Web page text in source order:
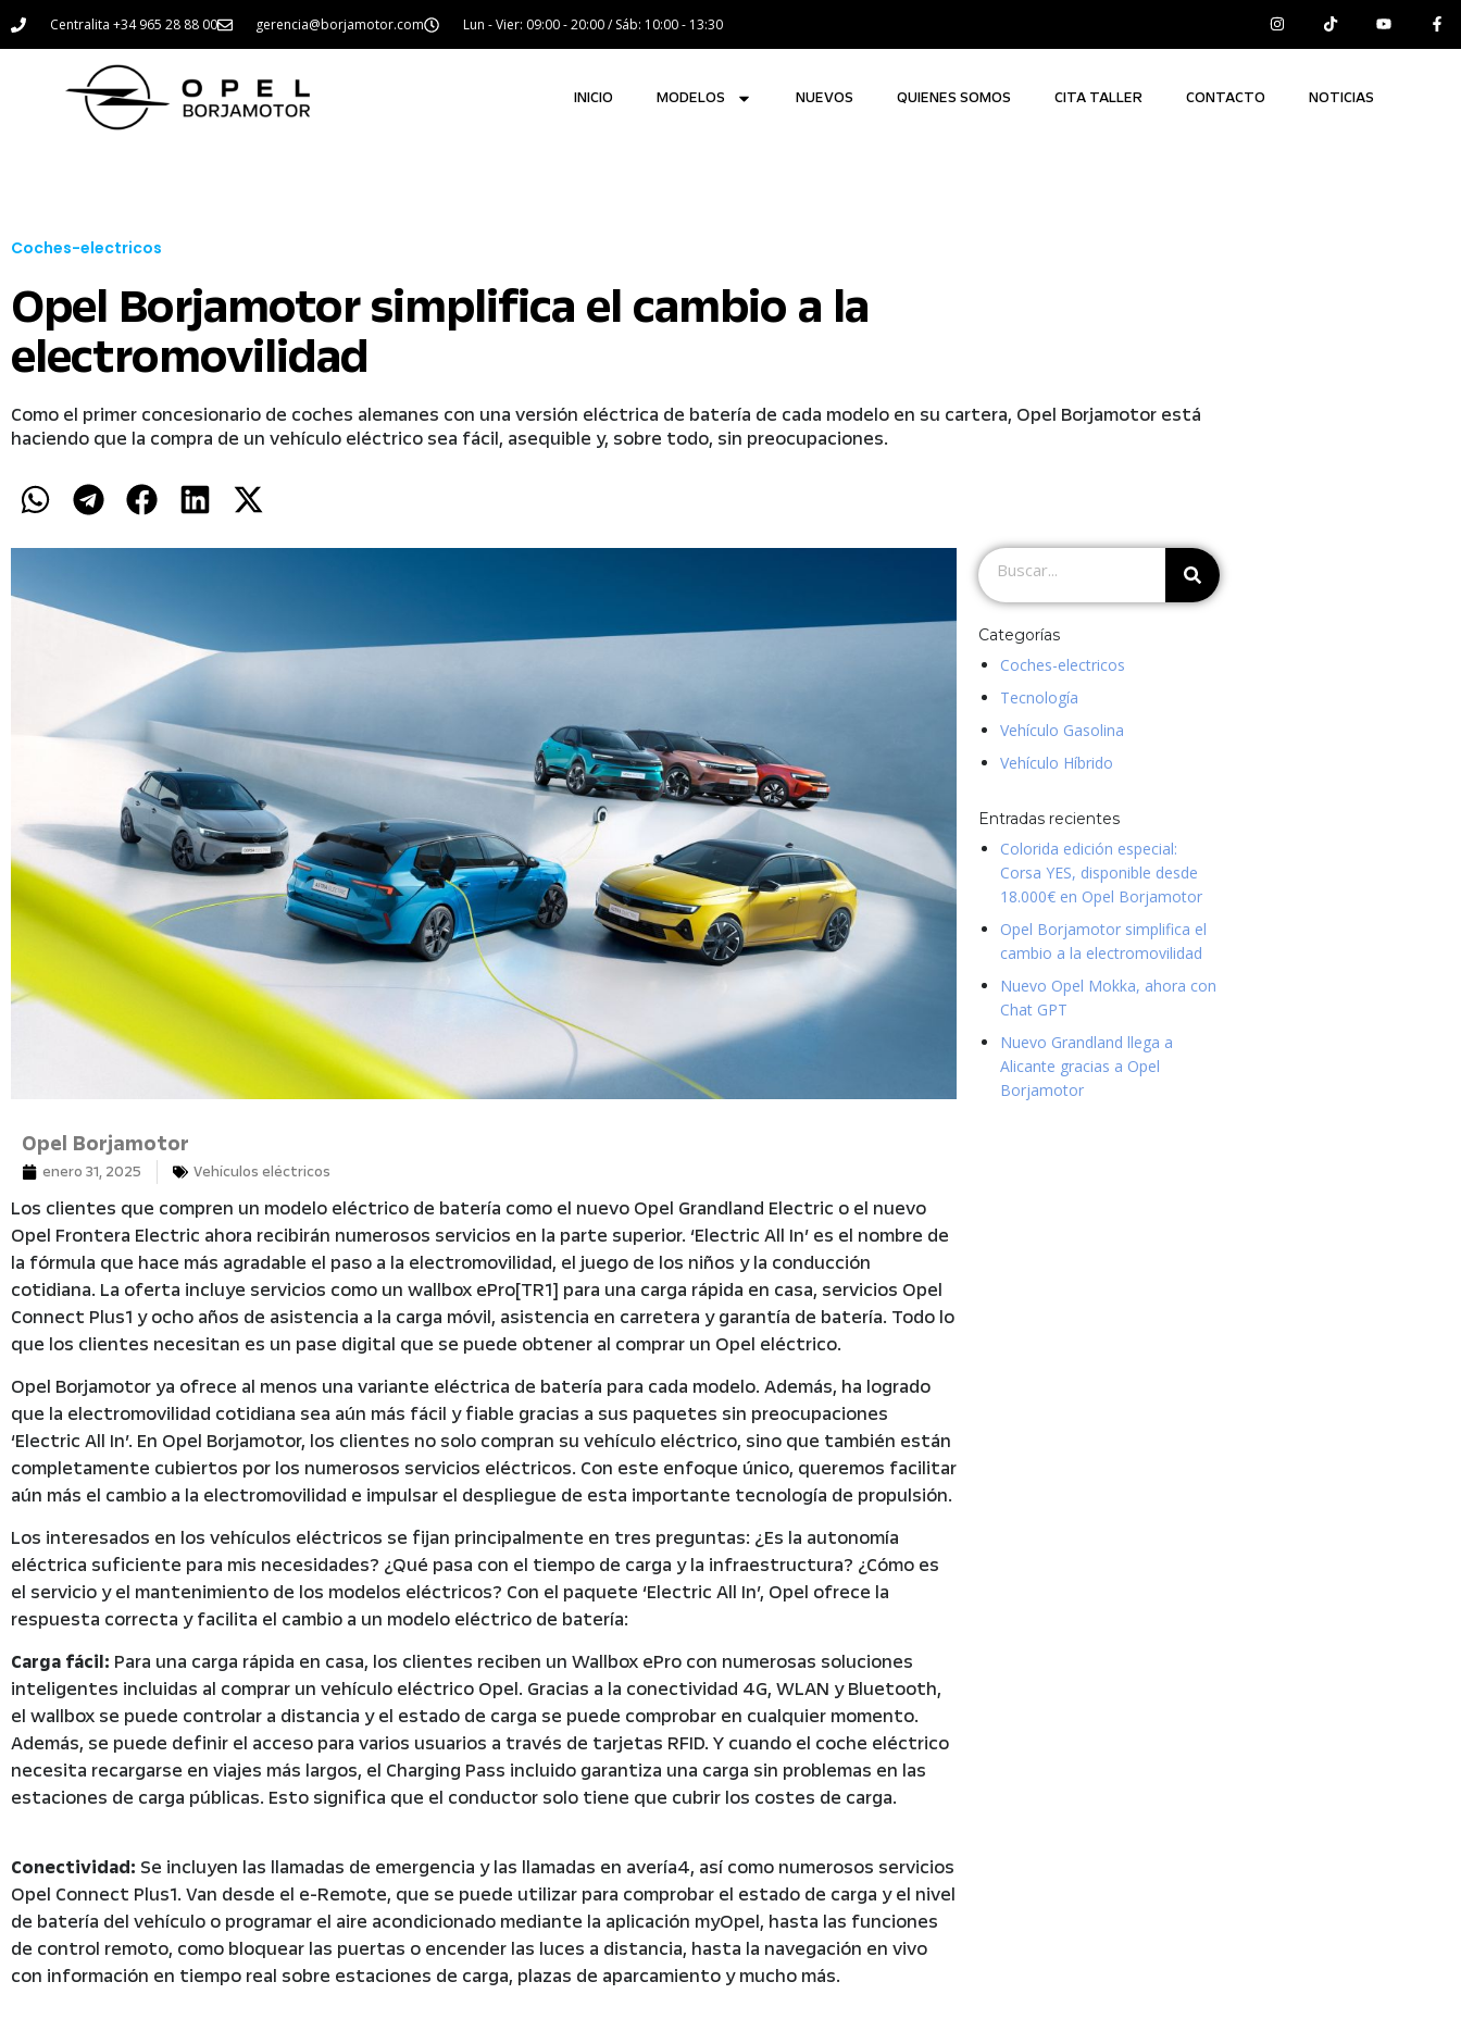
Centralita +34 965 28 88 00 gerencia@borjamotor.com Lun - Vier: 09:00 - 20:00 / Sáb: 10:00 - 13:30
INICIO MODELOS NUEVOS QUIENES SOMOS CITA TALLER CONTACTO NOTICIAS
Coches-electricos
Opel Borjamotor simplifica el cambio a la
electromovilidad
Como el primer concesionario de coches alemanes con una versión eléctrica de batería de cada modelo en su cartera, Opel Borjamotor está
haciendo que la compra de un vehículo eléctrico sea fácil, asequible y, sobre todo, sin preocupaciones.
Opel Borjamotor
enero 31, 2025 Vehículos eléctricos
Los clientes que compren un modelo eléctrico de batería como el nuevo Opel Grandland Electric o el nuevo
Opel Frontera Electric ahora recibirán numerosos servicios en la parte superior. ‘Electric All In’ es el nombre de
la fórmula que hace más agradable el paso a la electromovilidad, el juego de los niños y la conducción
cotidiana. La oferta incluye servicios como un wallbox ePro[TR1] para una carga rápida en casa, servicios Opel
Connect Plus1 y ocho años de asistencia a la carga móvil, asistencia en carretera y garantía de batería. Todo lo
que los clientes necesitan es un pase digital que se puede obtener al comprar un Opel eléctrico.
Opel Borjamotor ya ofrece al menos una variante eléctrica de batería para cada modelo. Además, ha logrado
que la electromovilidad cotidiana sea aún más fácil y fiable gracias a sus paquetes sin preocupaciones
‘Electric All In’. En Opel Borjamotor, los clientes no solo compran su vehículo eléctrico, sino que también están
completamente cubiertos por los numerosos servicios eléctricos. Con este enfoque único, queremos facilitar
aún más el cambio a la electromovilidad e impulsar el despliegue de esta importante tecnología de propulsión.
Los interesados en los vehículos eléctricos se fijan principalmente en tres preguntas: ¿Es la autonomía
eléctrica suficiente para mis necesidades? ¿Qué pasa con el tiempo de carga y la infraestructura? ¿Cómo es
el servicio y el mantenimiento de los modelos eléctricos? Con el paquete ‘Electric All In’, Opel ofrece la
respuesta correcta y facilita el cambio a un modelo eléctrico de batería:
Carga fácil: Para una carga rápida en casa, los clientes reciben un Wallbox ePro con numerosas soluciones
inteligentes incluidas al comprar un vehículo eléctrico Opel. Gracias a la conectividad 4G, WLAN y Bluetooth,
el wallbox se puede controlar a distancia y el estado de carga se puede comprobar en cualquier momento.
Además, se puede definir el acceso para varios usuarios a través de tarjetas RFID. Y cuando el coche eléctrico
necesita recargarse en viajes más largos, el Charging Pass incluido garantiza una carga sin problemas en las
estaciones de carga públicas. Esto significa que el conductor solo tiene que cubrir los costes de carga.
Conectividad: Se incluyen las llamadas de emergencia y las llamadas en avería4, así como numerosos servicios
Opel Connect Plus1. Van desde el e-Remote, que se puede utilizar para comprobar el estado de carga y el nivel
de batería del vehículo o programar el aire acondicionado mediante la aplicación myOpel, hasta las funciones
de control remoto, como bloquear las puertas o encender las luces a distancia, hasta la navegación en vivo
con información en tiempo real sobre estaciones de carga, plazas de aparcamiento y mucho más.
Categorías
Coches-electricos
Tecnología
Vehículo Gasolina
Vehículo Híbrido
Entradas recientes
Colorida edición especial:
Corsa YES, disponible desde
18.000€ en Opel Borjamotor
Opel Borjamotor simplifica el
cambio a la electromovilidad
Nuevo Opel Mokka, ahora con
Chat GPT
Nuevo Grandland llega a
Alicante gracias a Opel
Borjamotor